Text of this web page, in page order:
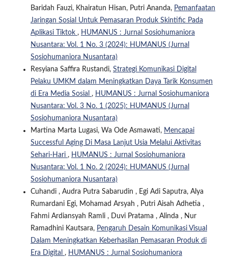
Baridah Fauzi, Khairatun Hisan, Putri Ananda, Pemanfaatan
Jaringan Sosial Untuk Pemasaran Produk Skintific Pada
Aplikasi Tiktok , HUMANUS : Jurnal Sosiohumaniora
Nusantara: Vol. 1 No. 3 (2024): HUMANUS (Jurnal
Sosiohumaniora Nusantara)
Resyiana Saffira Rustandi, Strategi Komunikasi Digital
Pelaku UMKM dalam Meningkatkan Daya Tarik Konsumen
di Era Media Sosial , HUMANUS : Jurnal Sosiohumaniora
Nusantara: Vol. 3 No. 1 (2025): HUMANUS (Jurnal
Sosiohumaniora Nusantara)
Martina Marta Lugasi, Wa Ode Asmawati, Mencapai
Successful Aging Di Masa Lanjut Usia Melalui Aktivitas
Sehari-Hari , HUMANUS : Jurnal Sosiohumaniora
Nusantara: Vol. 1 No. 2 (2024): HUMANUS (Jurnal
Sosiohumaniora Nusantara)
Cuhandi , Audra Putra Sabarudin , Egi Adi Saputra, Alya
Rumardani Egi, Mohamad Arsyah , Putri Aisah Adhetia ,
Fahmi Ardiansyah Ramli , Duvi Pratama , Alinda , Nur
Ramadhini Kautsara, Pengaruh Desain Komunikasi Visual
Dalam Meningkatkan Keberhasilan Pemasaran Produk di
Era Digital , HUMANUS : Jurnal Sosiohumaniora